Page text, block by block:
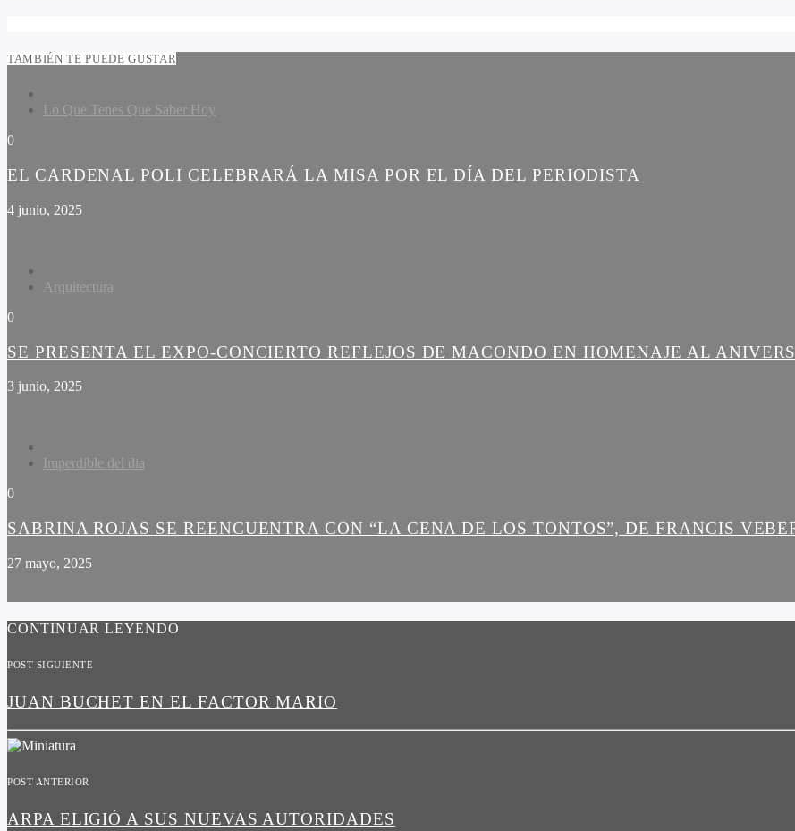
TAMBIÉN TE PUEDE GUSTAR
Lo Que Tenes Que Saber Hoy
0
EL CARDENAL POLI CELEBRARÁ LA MISA POR EL DÍA DEL PERIODISTA
4 junio, 2025
Arquitectura
0
SE PRESENTA EL EXPO-CONCIERTO REFLEJOS DE MACONDO EN HOMENAJE AL
3 junio, 2025
Imperdible del dia
0
SABRINA ROJAS SE REENCUENTRA CON “LA CENA DE LOS TONTOS”, DE FRANCIS
27 mayo, 2025
CONTINUAR LEYENDO
POST SIGUIENTE
JUAN BUCHET EN EL FACTOR MARIO
POST ANTERIOR
ARPA ELIGIÓ A SUS NUEVAS AUTORIDADES